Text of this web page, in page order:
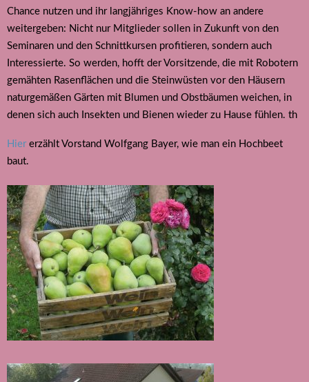
Chance nutzen und ihr langjähriges Know-how an andere
weitergeben: Nicht nur Mitglieder sollen in Zukunft von den
Seminaren und den Schnittkursen profitieren, sondern auch
Interessierte. So werden, hofft der Vorsitzende, die mit Robotern
gemähten Rasenflächen und die Steinwüsten vor den Häusern
naturgemäßen Gärten mit Blumen und Obstbäumen weichen, in
denen sich auch Insekten und Bienen wieder zu Hause fühlen. th
Hiererzählt Vorstand Wolfgang Bayer, wie man ein Hochbeet
baut.